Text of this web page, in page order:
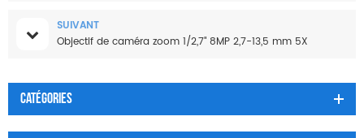
SUIVANT
Objectif de caméra zoom 1/2,7" 8MP 2,7-13,5 mm 5X
Catégories